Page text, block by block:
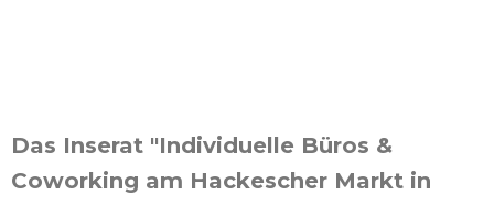
Das Inserat "Individuelle Büros &
Coworking am Hackescher Markt in